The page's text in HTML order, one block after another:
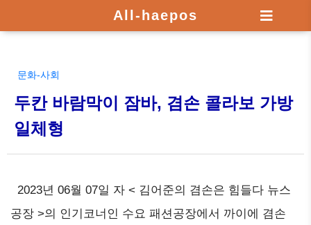
All-haepos
문화-사회
두칸 바람막이 잠바, 겸손 콜라보 가방
일체형
2023년 06월 07일 자 < 김어준의 겸손은 힘들다 뉴스
공장 >의 인기코너인 수요 패션공장에서 까이에 겸손